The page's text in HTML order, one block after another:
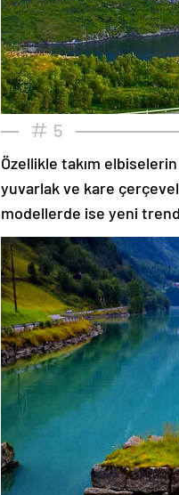
5
Özellikle takım
yuvarlak ve kare
modellerde ise yeni